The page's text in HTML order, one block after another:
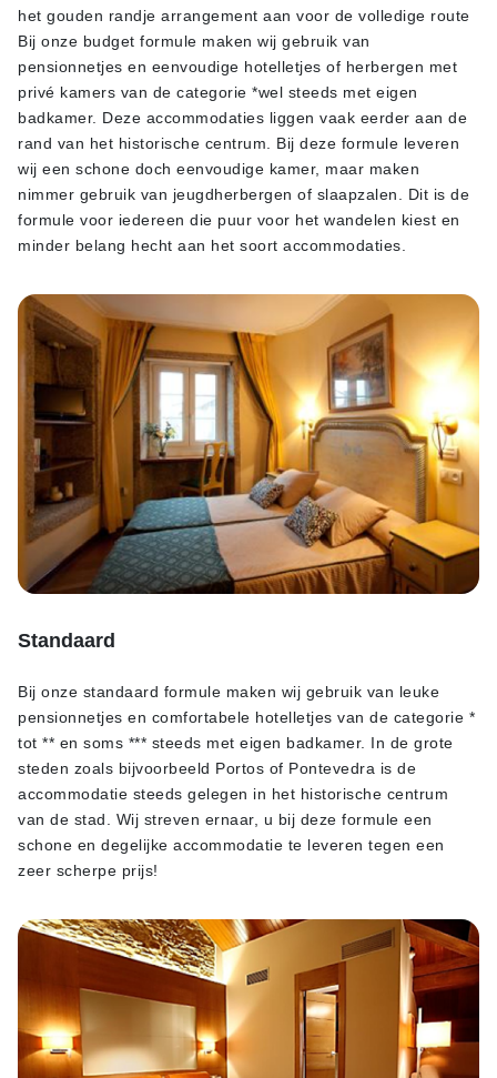
het gouden randje arrangement aan voor de volledige route
Bij onze budget formule maken wij gebruik van
pensionnetjes en eenvoudige hotelletjes of herbergen met
privé kamers van de categorie *wel steeds met eigen
badkamer. Deze accommodaties liggen vaak eerder aan de
rand van het historische centrum. Bij deze formule leveren
wij een schone doch eenvoudige kamer, maar maken
nimmer gebruik van jeugdherbergen of slaapzalen. Dit is de
formule voor iedereen die puur voor het wandelen kiest en
minder belang hecht aan het soort accommodaties.
Standaard
Bij onze standaard formule maken wij gebruik van leuke
pensionnetjes en comfortabele hotelletjes van de categorie *
tot ** en soms *** steeds met eigen badkamer. In de grote
steden zoals bijvoorbeeld Portos of Pontevedra is de
accommodatie steeds gelegen in het historische centrum
van de stad. Wij streven ernaar, u bij deze formule een
schone en degelijke accommodatie te leveren tegen een
zeer scherpe prijs!